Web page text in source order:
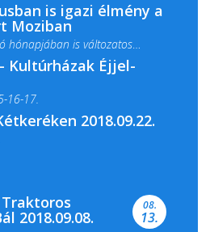
ünnepi fénnyel és közös...
is igazi élmény a
Moziban
hónapjában is változatos
családi...
Kultúrházak Éjjel-
16-17.
programokkal várja a
Könyvtár és...
2018.09.22.
2018.09.08.
08.
13.